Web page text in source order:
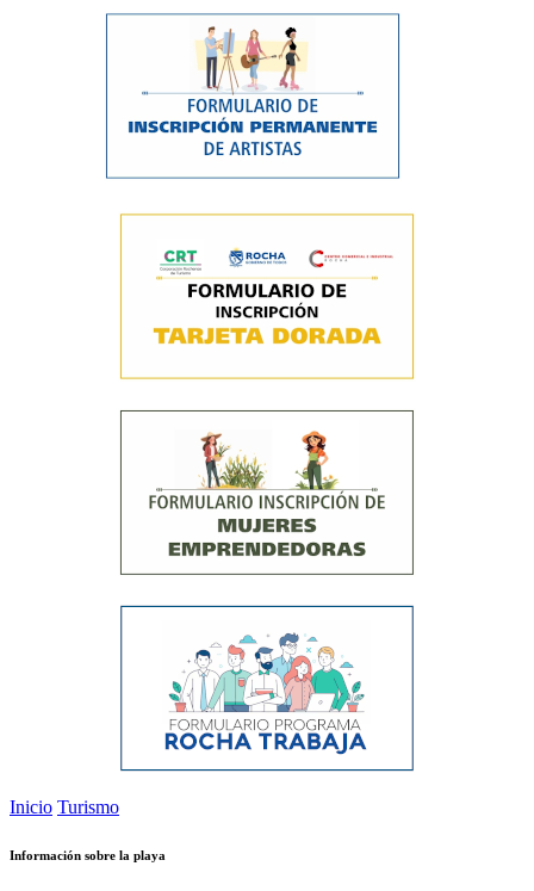
Inicio Turismo
Información sobre la playa